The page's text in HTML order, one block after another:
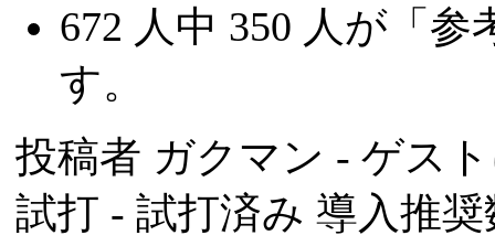
672 人中 350 人が「参
す。
投稿者 ガクマン - ゲス
試打 - 試打済み 導入推